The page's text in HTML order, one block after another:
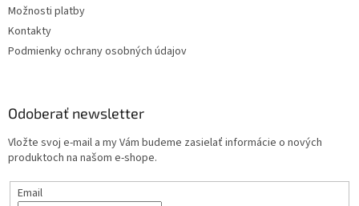
p
Možnosti platby
Kontakty
Podmienky ochrany osobných údajov
Odoberať newsletter
Vložte svoj e-mail a my Vám budeme zasielať informácie o nových
produktoch na našom e-shope.
Email